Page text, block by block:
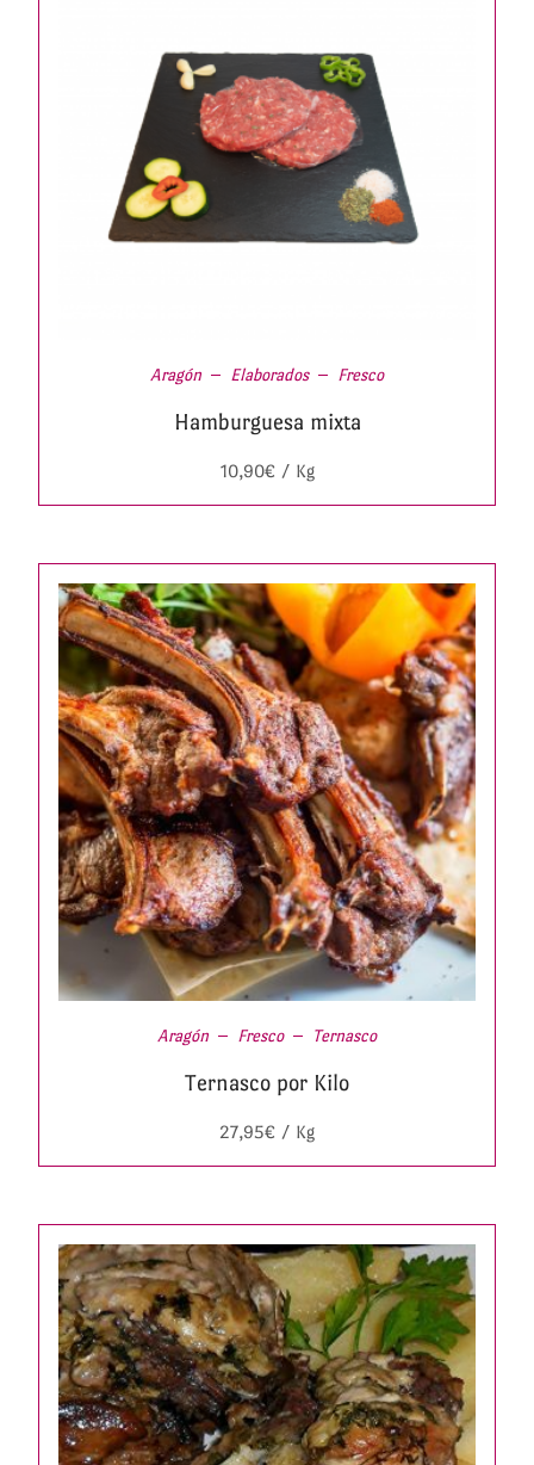
Aragón Elaborados Fresco
Hamburguesa mixta
10,90€/ Kg
Aragón Fresco Ternasco
Ternasco por Kilo
27,95€ / Kg